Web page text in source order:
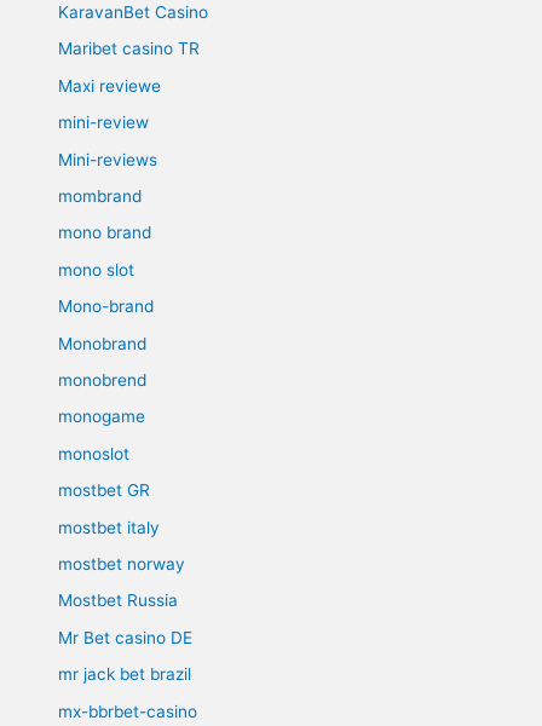
KaravanBet Casino
Maribet casino TR
Maxi reviewe
mini-review
Mini-reviews
mombrand
mono brand
mono slot
Mono-brand
Monobrand
monobrend
monogame
monoslot
mostbet GR
mostbet italy
mostbet norway
Mostbet Russia
Mr Bet casino DE
mr jack bet brazil
mx-bbrbet-casino